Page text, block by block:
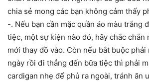
chia sẻ mong các bạn không cảm thấy
-. Nếu bạn cần mặc quần áo màu trắng
tiệc, một sự kiện nào đó, hãy chắc chắn
mới thay đồ vào. Còn nếu bắt buộc phải
ngày rồi đi thẳng đến bữa tiệc thì phải
cardigan nhẹ để phủ ra ngoài, tránh ăn